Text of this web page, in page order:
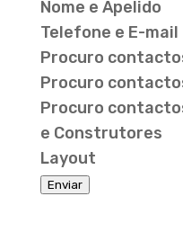
Nome e Apelido
Telefone e E-mail
Procuro
Procuro
Procuro
e Construtores
Layout
Enviar